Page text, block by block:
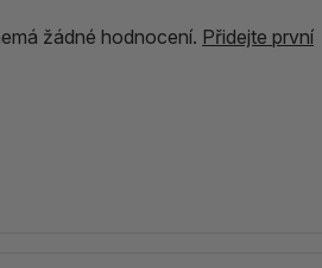
žádné hodnocení. Přidejte první